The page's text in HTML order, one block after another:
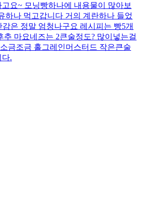
요~ 모닝빵하나에 내용물이 많아보
하나 먹고갑니다 거의 계란하나 들었
은 정말 엄청나구요 레시피는 빵5개
추 마요네즈는 2큰술정도? 많이넣는걸
금조금 홀그레인머스터드 작은큰술
다.